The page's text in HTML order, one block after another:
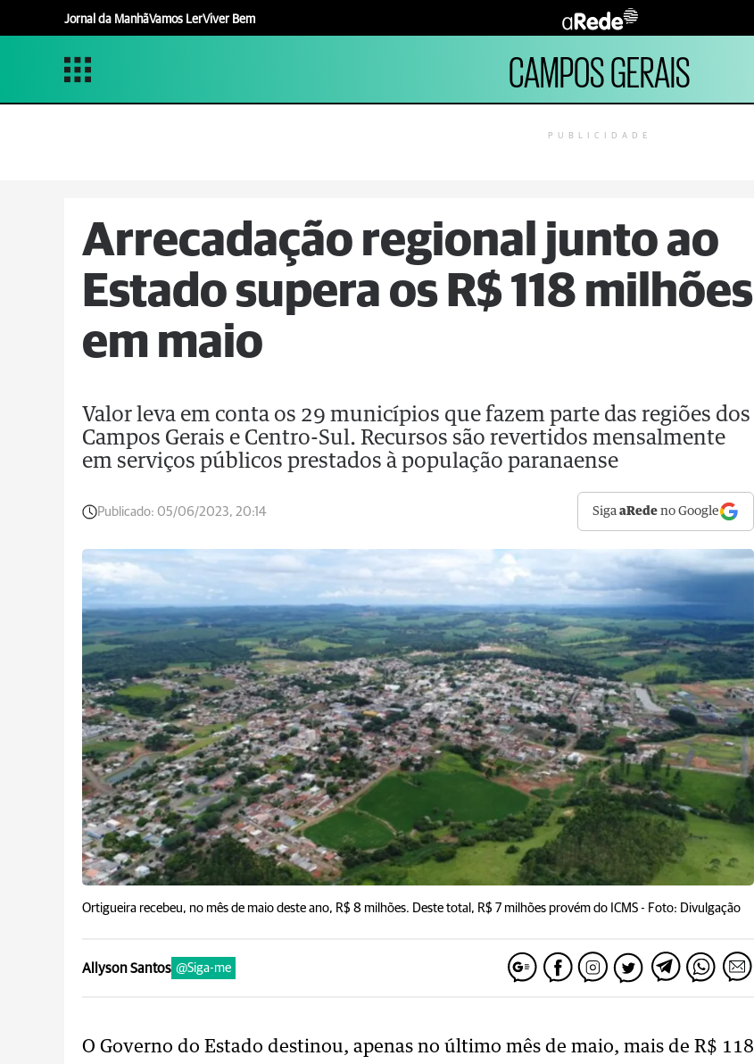
Jornal da ManhãVamos LerViver Bem
CAMPOS GERAIS
PUBLICIDADE
Arrecadação regional junto ao
Estado supera os R$ 118 milhões
em maio
Valor leva em conta os 29 municípios que fazem parte das regiões dos
Campos Gerais e Centro-Sul. Recursos são revertidos mensalmente
em serviços públicos prestados à população paranaense
Publicado: 05/06/2023, 20:14 SigaaRede no Google
Ortigueira recebeu, no mês de maio deste ano, R$ 8 milhões. Deste total, R$ 7 milhões provém do ICMS - Foto: Divulgação
Allyson Santos @Siga-me
O Governo do Estado destinou, apenas no último mês de maio, mais de R$ 118